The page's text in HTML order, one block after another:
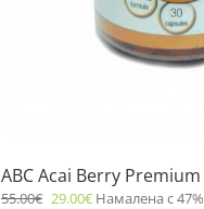
ABC Acai Berry Premium
55.00€ 29.00€ Намалена с 47%